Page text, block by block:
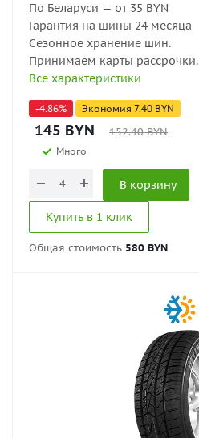
По Беларуси — от 35 BYN
Гарантия на шины 24 месяца
Сезонное хранение шин.
Принимаем карты рассрочки.
Все характеристики
-4.86% Экономия 7.40 BYN
145 BYN 152.40BYN
Много
В корзину
Купить в 1 клик
Общая стоимость 580 BYN